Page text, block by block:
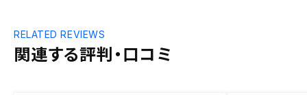
関連する評判・口コミ
RELATED REVIEWS